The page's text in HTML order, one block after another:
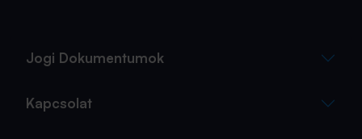
Jogi Dokumentumok
Kapcsolat